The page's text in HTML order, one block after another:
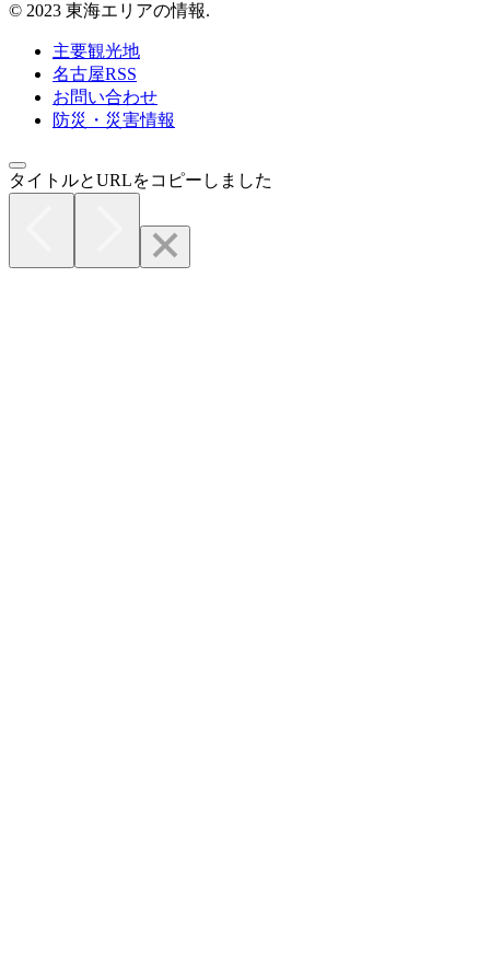
© 2023 東海エリアの情報.
主要観光地
名古屋RSS
お問い合わせ
防災・災害情報
タイトルとURLをコピーしました